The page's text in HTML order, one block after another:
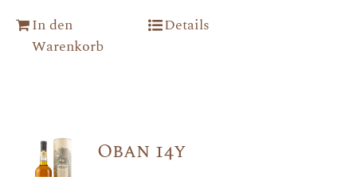
In den
Warenkorb
Details
Oban 14y